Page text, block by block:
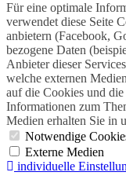
Für eine optimale
verwendet diese Seite
anbietern (Facebook,
bezogene Daten
Anbieter dieser
welche externen
auf die Cookies und
Informationen zum
Medien erhalten Sie in
Notwendige
Externe Medien
individuelle